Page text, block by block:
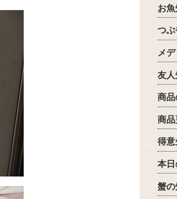
お
つ
メ
友
商
商
得
本
蟹